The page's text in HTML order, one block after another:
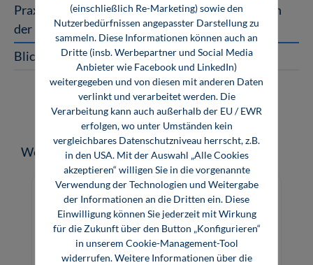
Praxisbeispiele zur Vertiefung des Fachwissens in
der Projektplanung versorgun…Mehr
Blick ins Buch
Produktgalerie überspringen
Weitere Medien zum Thema
(einschließlich Re-Marketing) sowie den
Nutzerbedürfnissen angepasster Darstellung zu
sammeln. Diese Informationen können auch an
Dritte (insb. Werbepartner und Social Media
Anbieter wie Facebook und LinkedIn)
weitergegeben und von diesen mit anderen Daten
verlinkt und verarbeitet werden. Die
Verarbeitung kann auch außerhalb der EU / EWR
erfolgen, wo unter Umständen kein
vergleichbares Datenschutzniveau herrscht, z.B.
in den USA. Mit der Auswahl „Alle Cookies
akzeptieren“ willigen Sie in die vorgenannte
Verwendung der Technologien und Weitergabe
der Informationen an die Dritten ein. Diese
Einwilligung können Sie jederzeit mit Wirkung
für die Zukunft über den Button „Konfigurieren“
in unserem Cookie-Management-Tool
widerrufen. Weitere Informationen über die